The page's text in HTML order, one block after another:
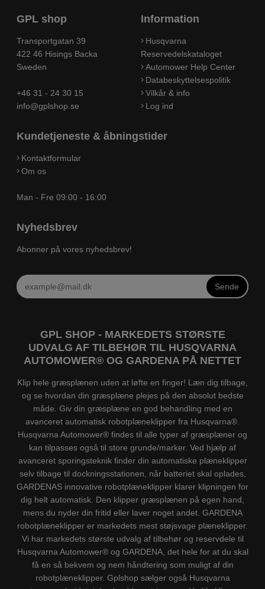
GPL shop
Transportgatan 39
422 46 Hisings Backa
Sweden
+46 31 - 24 30 15
info@gplshop.se
Information
Husqvarna
Reservedelskataloget
Automower Help Center
Databeskyttelsespolitik
Vilkår & info
Log ind
Kundetjeneste & åbningstider
Kontaktformular
Om os
Man - Fre 09:00 - 16:00
Nyhedsbrev
Abonner på vores nyhedsbrev!
Sende
GPL SHOP - MARKEDETS STØRSTE
UDVALG AF TILBEHØR TIL HUSQVARNA
AUTOMOWER® OG GARDENA PÅ NETTET
Klip hele græsplænen uden at løfte en finger! Læn dig tilbage,
og se hvordan din græsplæne plejes på den absolut bedste
måde. Giv din græsplæne en god behandling med en
avanceret automatisk robotplæneklipper fra Husqvarna®.
Husqvarna Automower® findes til alle typer af græsplæner og
kan tilpasses også til store grunde/marker. Ved hjælp af
avanceret sporingsteknik finder din automatiske plæneklipper
selv tilbage til dockningsstationen, når batteriet skal oplades,
GARDENAS innovative robotplæneklipper klarer klipningen for
dig helt automatisk. Den klipper græsplænen på egen hand,
mens du nyder din fritid eller laver noget andet. GARDENA
robotplæneklipper er markedets mest støjsvage plæneklipper.
Vi har markedets største udvalg af tilbehør og reservdele til
Husqvarna Automower® og GARDENA, det hele for at du skal
få en så bekvem og nem håndtering som muligt af din
robotplæneklipper. Gplshop sælger også Husqvarna